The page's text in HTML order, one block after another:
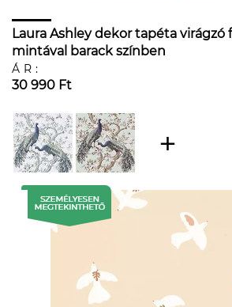
Laura Ashley dekor tapéta virágzó
mintával barack színben
ÁR:
30 990 Ft